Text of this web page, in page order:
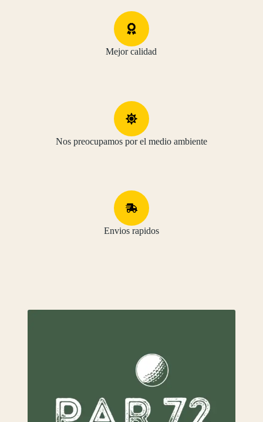
Mejor calidad
Nos preocupamos por el medio ambiente
Envios rapidos